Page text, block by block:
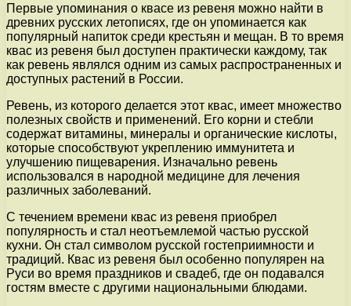
Первые упоминания о квасе из ревеня можно найти в
древних русских летописях, где он упоминается как
популярный напиток среди крестьян и мещан. В то время
квас из ревеня был доступен практически каждому, так
как ревень являлся одним из самых распространенных и
доступных растений в России.
Ревень, из которого делается этот квас, имеет множество
полезных свойств и применений. Его корни и стебли
содержат витамины, минералы и органические кислоты,
которые способствуют укреплению иммунитета и
улучшению пищеварения. Изначально ревень
использовался в народной медицине для лечения
различных заболеваний.
С течением времени квас из ревеня приобрел
популярность и стал неотъемлемой частью русской
кухни. Он стал символом русской гостеприимности и
традиций. Квас из ревеня был особенно популярен на
Руси во время праздников и свадеб, где он подавался
гостям вместе с другими национальными блюдами.